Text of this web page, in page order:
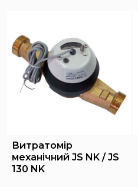
Витратомір
механічний JS NK / JS
130 NK